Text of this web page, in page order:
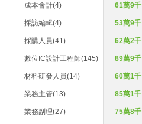
成本會計(4) 61萬9千
採訪編輯(4) 53萬9千
採購人員(41) 62萬2千
數位IC設計工程師(145) 89萬9千
材料研發人員(14) 60萬1千
業務主管(13) 85萬1千
業務副理(27) 75萬8千